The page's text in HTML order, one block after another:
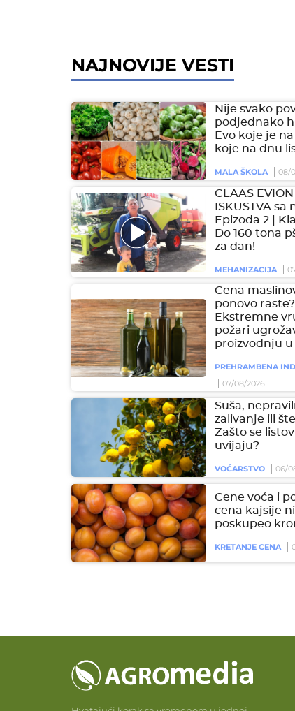
NAJNOVIJE VESTI
Nije svako
podjednako
Evo koje je
koje na dnu
MALA ŠKOLA 08/
CLAAS
ISKUSTVA sa
Epizoda 2 |
Do 160 tona
za dan!
MEHANIZACIJA
Cena
ponovo raste?
Ekstremne
požari
proizvodnju u
PREHRAMBENA
07/08/2026
Suša,
zalivanje ili
Zašto se
uvijaju?
VOĆARSTVO 06/
Cene voća i
cena kajsije
poskupeo
KRETANJE CENA